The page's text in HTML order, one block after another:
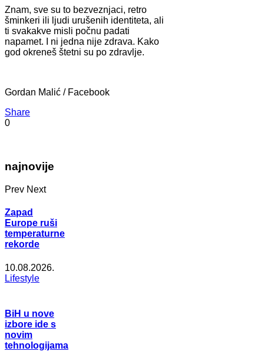
Znam, sve su to bezveznjaci, retro
šminkeri ili ljudi urušenih identiteta, ali
ti svakakve misli počnu padati
napamet. I ni jedna nije zdrava. Kako
god okreneš štetni su po zdravlje.
Gordan Malić / Facebook
Share
0
najnovije
Prev Next
Zapad
Europe ruši
temperaturne
rekorde
10.08.2026.
Lifestyle
BiH u nove
izbore ide s
novim
tehnologijama